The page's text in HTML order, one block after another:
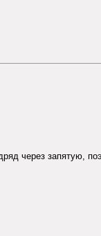
через запятую,